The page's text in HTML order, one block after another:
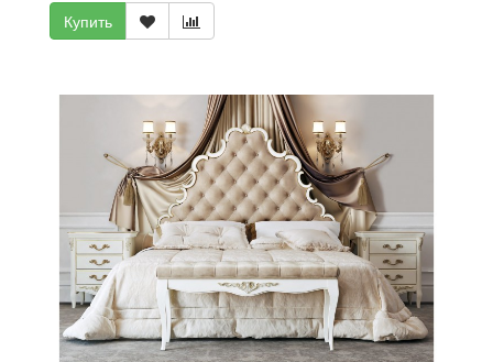
Купить